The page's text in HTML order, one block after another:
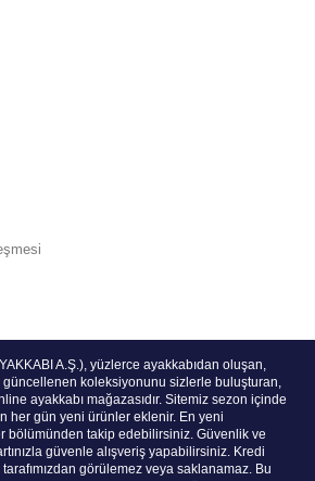
A.Ş.), yüzlerce ayakkabıdan oluşan,
koleksiyonunu sizlerle buluşturan,
ayakkabı mağazasıdır. Sitemiz sezon içinde
her gün yeni ürünler eklenir. En yeni
bölümünden takip edebilirsiniz. Güvenlik ve
güvenle alışveriş yapabilirsiniz. Kredi
görülemez veya saklanamaz. Bu